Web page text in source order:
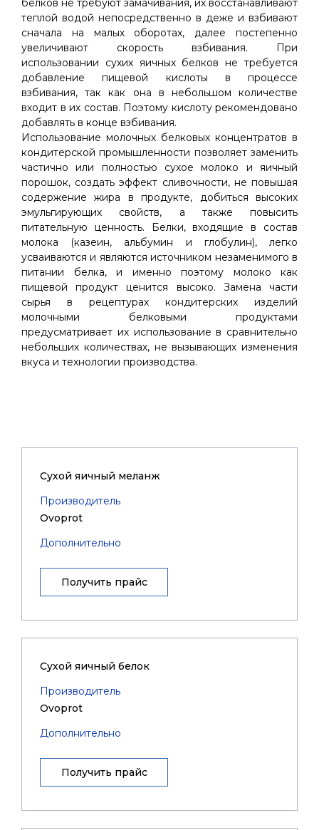
белков не требуют замачивания, их восстанавливают
теплой водой непосредственно в деже и взбивают
сначала на малых оборотах, далее постепенно
увеличивают скорость взбивания. При
использовании сухих яичных белков не требуется
добавление пищевой кислоты в процессе
взбивания, так как она в небольшом количестве
входит в их состав. Поэтому кислоту рекомендовано
добавлять в конце взбивания.
Использование молочных белковых концентратов в
кондитерской промышленности позволяет заменить
частично или полностью сухое молоко и яичный
порошок, создать эффект сливочности, не повышая
содержение жира в продукте, добиться высоких
эмульгирующих свойств, а также повысить
питательную ценность. Белки, входящие в состав
молока (казеин, альбумин и глобулин), легко
усваиваются и являются источником незаменимого в
питании белка, и именно поэтому молоко как
пищевой продукт ценится высоко. Замена части
сырья в рецептурах кондитерских изделий
молочными белковыми продуктами
предусматривает их использование в сравнительно
небольших количествах, не вызывающих изменения
вкуса и технологии производства.
Cухой яичный меланж
Производитель
Ovoprot
Дополнительно
Получить прайс
Сухой яичный белок
Производитель
Ovoprot
Дополнительно
Получить прайс